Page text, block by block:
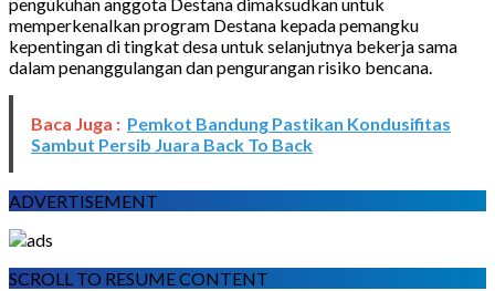
memperkenalkan program Destana kepada pemangku
kepentingan di tingkat desa untuk selanjutnya bekerja sama
dalam penanggulangan dan pengurangan risiko bencana.
Baca Juga : Pemkot Bandung Pastikan Kondusifitas
Sambut Persib Juara Back To Back
ADVERTISEMENT
SCROLL TO RESUME CONTENT